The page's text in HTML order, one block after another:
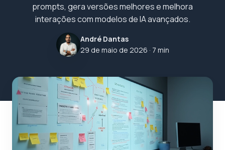
prompts, gera versões melhores e melhora
interações com modelos de IA avançados.
André Dantas
29 de maio de 2026 · 7 min